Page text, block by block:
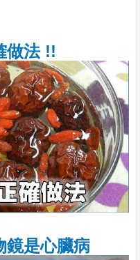
做法 !!
鏡是心臟病